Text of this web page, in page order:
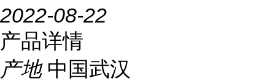
2022-08-22
产品详情
产地 中国武汉